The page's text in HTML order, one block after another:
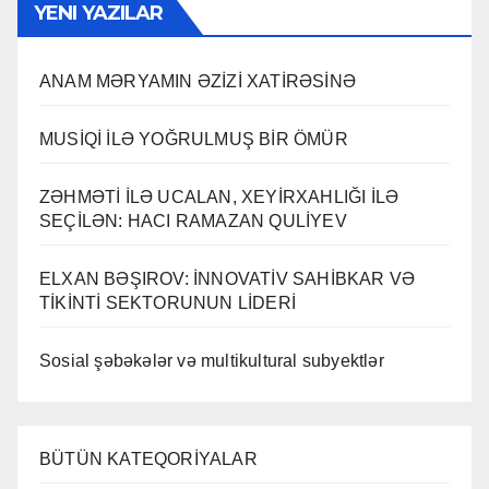
YENI YAZILAR
ANAM MƏRYAMIN ƏZİZİ XATİRƏSİNƏ
MUSİQİ İLƏ YOĞRULMUŞ BİR ÖMÜR
ZƏHMƏTİ İLƏ UCALAN, XEYİRXAHLIĞI İLƏ
SEÇİLƏN: HACI RAMAZAN QULİYEV
ELXAN BƏŞIROV: İNNOVATİV SAHİBKAR VƏ
TİKİNTİ SEKTORUNUN LİDERİ
Sosial şəbəkələr və multikultural subyektlər
BÜTÜN KATEQORİYALAR